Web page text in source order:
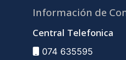
Información de
Central Telefonica
074 635595